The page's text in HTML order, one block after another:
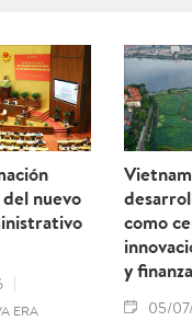
disposiciones,
instituye el 15 de
el Día del
nuevo
ERA
como
y
05/